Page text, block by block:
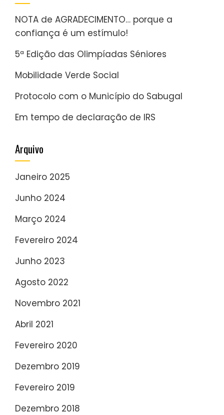
NOTA de AGRADECIMENTO… porque a
confiança é um estímulo!
5ª Edição das Olimpíadas Séniores
Mobilidade Verde Social
Protocolo com o Município do Sabugal
Em tempo de declaração de IRS
Arquivo
Janeiro 2025
Junho 2024
Março 2024
Fevereiro 2024
Junho 2023
Agosto 2022
Novembro 2021
Abril 2021
Fevereiro 2020
Dezembro 2019
Fevereiro 2019
Dezembro 2018